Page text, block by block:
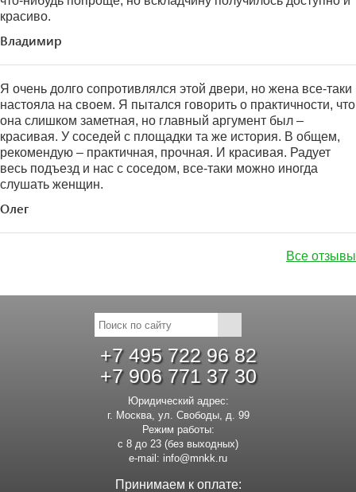
красиво.
Владимир
Я очень долго сопротивлялся этой двери, но жена все-таки
настояла на своем. Я пытался говорить о практичности, что
она слишком заметная, но главный аргумент был –
красивая. У соседей с площадки та же история. В общем,
рекомендую – практичная, прочная. И красивая. Радует
весь подъезд и нас с соседом, все-таки можно иногда
слушать женщин.
Олег
Все отзывы
+7 495 722 96 82
+7 906 771 37 30
Юридический адрес:
г. Москва, ул. Свободы, д. 99
Режим работы:
с 8 до 23 (без выходных)
e-mail: info@mnkk.ru
Принимаем к оплате: